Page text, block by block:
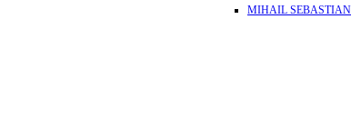
MIHAIL SEBASTIAN